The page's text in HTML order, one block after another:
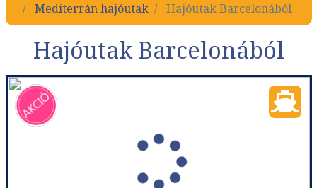
Mediterrán hajóutak
Hajóutak Barcelonából
Hajóutak Barcelonából